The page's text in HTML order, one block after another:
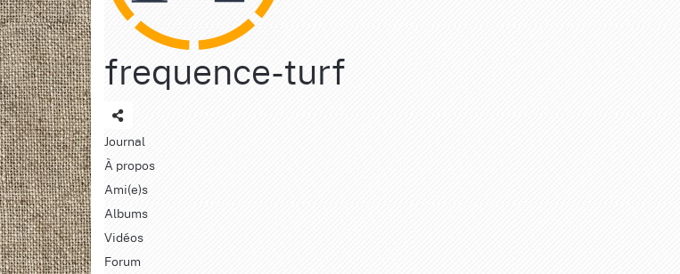
frequence-turf
Journal
À propos
Ami(e)s
Albums
Vidéos
Forum